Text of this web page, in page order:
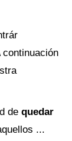
continuación
de quedar
...